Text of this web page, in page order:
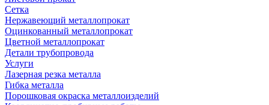
Сетка
Нержавеющий металлопрокат
Оцинкованный металлопрокат
Цветной металлопрокат
Детали трубопровода
Услуги
Лазерная резка металла
Гибка металла
Порошковая окраска металлоизделий